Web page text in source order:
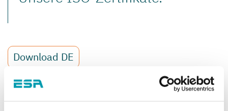
Download DE
Download EN